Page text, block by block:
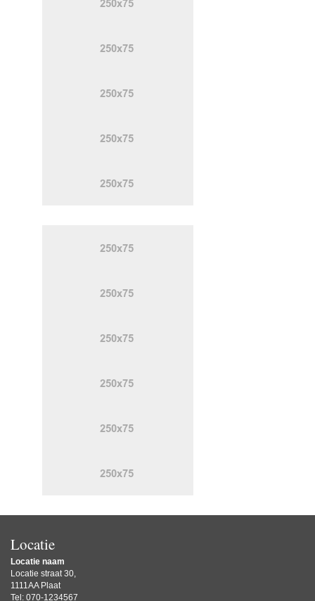
Locatie
Locatie naam
Locatie straat 30,
1111AA Plaat
Tel: 070-1234567